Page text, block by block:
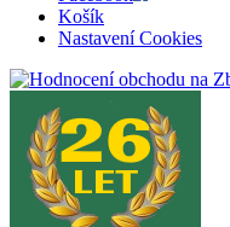
Košík
Nastavení Cookies